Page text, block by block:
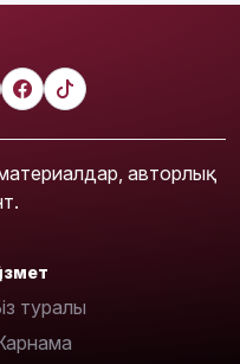
авторлық
туралы